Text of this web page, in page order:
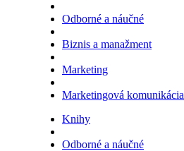
Odborné a náučné
Biznis a manažment
Marketing
Marketingová komunikácia
Knihy
Odborné a náučné